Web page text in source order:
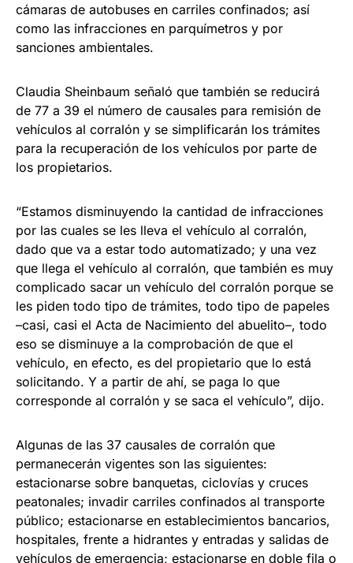
cámaras de autobuses en carriles confinados; así
como las infracciones en parquímetros y por
sanciones ambientales.
Claudia Sheinbaum señaló que también se reducirá
de 77 a 39 el número de causales para remisión de
vehículos al corralón y se simplificarán los trámites
para la recuperación de los vehículos por parte de
los propietarios.
“Estamos disminuyendo la cantidad de infracciones
por las cuales se les lleva el vehículo al corralón,
dado que va a estar todo automatizado; y una vez
que llega el vehículo al corralón, que también es muy
complicado sacar un vehículo del corralón porque se
les piden todo tipo de trámites, todo tipo de papeles
–casi, casi el Acta de Nacimiento del abuelito–, todo
eso se disminuye a la comprobación de que el
vehículo, en efecto, es del propietario que lo está
solicitando. Y a partir de ahí, se paga lo que
corresponde al corralón y se saca el vehículo”, dijo.
Algunas de las 37 causales de corralón que
permanecerán vigentes son las siguientes:
estacionarse sobre banquetas, ciclovías y cruces
peatonales; invadir carriles confinados al transporte
público; estacionarse en establecimientos bancarios,
hospitales, frente a hidrantes y entradas y salidas de
vehículos de emergencia; estacionarse en doble fila o